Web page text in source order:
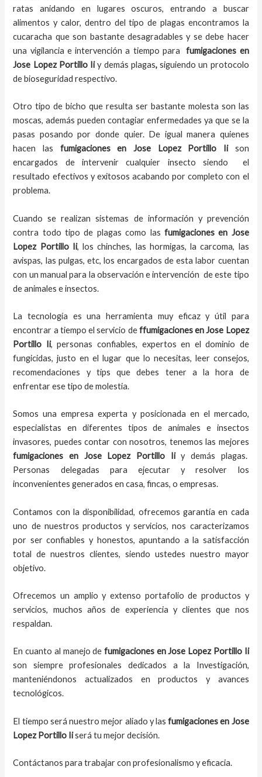
ratas anidando en lugares oscuros, entrando a buscar
alimentos y calor, dentro del tipo de plagas encontramos la
cucaracha que son bastante desagradables y se debe hacer
una vigilancia e intervención a tiempo parafumigaciones en
Jose Lopez Portillo Ii y demás plagas,siguiendo un protocolo
de bioseguridad respectivo.
Otro tipo de bicho que resulta ser bastante molesta son las
moscas, además pueden contagiar enfermedades ya que se la
pasas posando por donde quier. De igual manera quienes
hacen las
fumigacionesenJose Lopez Portillo Iison
encargados de intervenir cualquier insecto siendo el
resultado efectivos y exitosos acabando por completo con el
problema.
Cuando se realizan sistemas de información y prevención
contra todo tipo de plagas como las fumigacionesen Jose
Lopez Portillo Ii, los chinches, las hormigas, la carcoma, las
avispas, las pulgas, etc, los encargados de esta labor cuentan
con un manual para la observación e intervención de este tipo
de animales e insectos.
La tecnología es una herramienta muy eficaz y útil para
encontrar a tiempo el servicio deffumigaciones en Jose Lopez
Portillo Ii, personas confiables, expertos en el dominio de
fungicidas, justo en el lugar que lo necesitas, leer consejos,
recomendaciones y tips que debes tener a la hora de
enfrentar ese tipo de molestia.
Somos una empresa experta y posicionada en el mercado,
especialistas en diferentes tipos de animales e insectos
invasores, puedes contar con nosotros, tenemos las mejores
fumigaciones en Jose Lopez Portillo Iiy demás plagas.
Personas delegadas para ejecutar y resolver los
inconvenientes generados en casa, fincas, o empresas.
Contamos con la disponibilidad, ofrecemos garantía en cada
uno de nuestros productos y servicios, nos caracterizamos
por ser confiables y honestos, apuntando a la satisfacción
total de nuestros clientes, siendo ustedes nuestro mayor
objetivo.
Ofrecemos un amplio y extenso portafolio de productos y
servicios, muchos años de experiencia y clientes que nos
respaldan.
En cuanto al manejo de fumigaciones enJose Lopez Portillo Ii
son siempre profesionales dedicados a la Investigación,
manteniéndonos actualizados en productos y avances
tecnológicos.
El tiempo será nuestro mejor aliado ylas fumigacionesen Jose
Lopez Portillo Iiserá tu mejor decisión.
Contáctanos para trabajar con profesionalismo y eficacia.